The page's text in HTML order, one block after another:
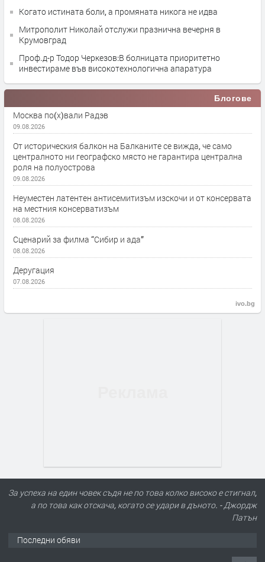
Когато истината боли, а промяната никога не идва
Митрополит Николай отслужи празнична вечерня в
Крумовград
Проф.д-р Тодор Черкезов:В болницата приоритетно
инвестираме във високотехнологична апаратура
Блогове
Москва по(х)вали Радэв
09.08.2026
От историческия балкон на Балканите се вижда, че само
централното ни географско място не гарантира централна
роля на полуострова
09.08.2026
Неуместен латентен антисемитизъм изскочи и от консервата
на местния консерватизъм
08.08.2026
Сценарий за филма “Сибир и ада”
08.08.2026
Деругация
07.08.2026
ivo.bg
За успеха на един човек съдя не по това колко високо е стигнал,
а по това как отскача, когато се удари в дъното. - Джордж
Патън
Последни обяви